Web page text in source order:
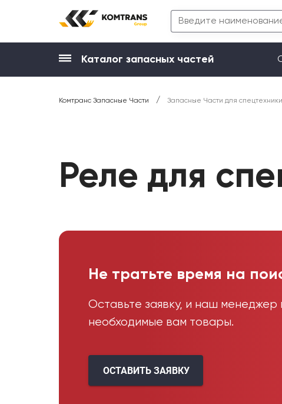
Каталог запасных частей
Комтранс Запасные Части / Запасные Части для спецтехники
Реле для
Не тратьте время на
Оставьте заявку, и наш менеджер
необходимые вам товары.
ОСТАВИТЬ ЗАЯВКУ